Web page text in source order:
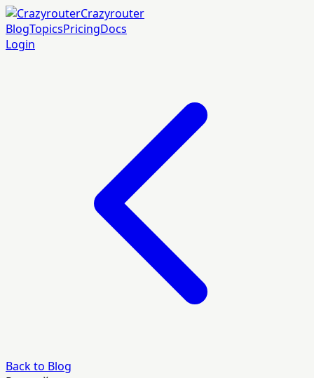
Crazyrouter
BlogTopicsPricingDocs
Login
Back to Blog